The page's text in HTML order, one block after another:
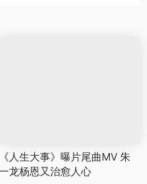
《人生大事》曝片尾曲MV 朱
龙杨恩又治愈人心